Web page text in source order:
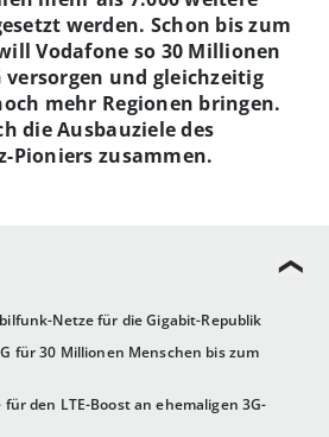
Netze für die Gigabit-Republik
für 30 Millionen Menschen bis zum
den LTE-Boost an ehemaligen 3G-
werden. Schon bis zum
Vodafone so 30 Millionen
versorgen und gleichzeitig
mehr Regionen bringen.
die Ausbauziele des
Pioniers zusammen.